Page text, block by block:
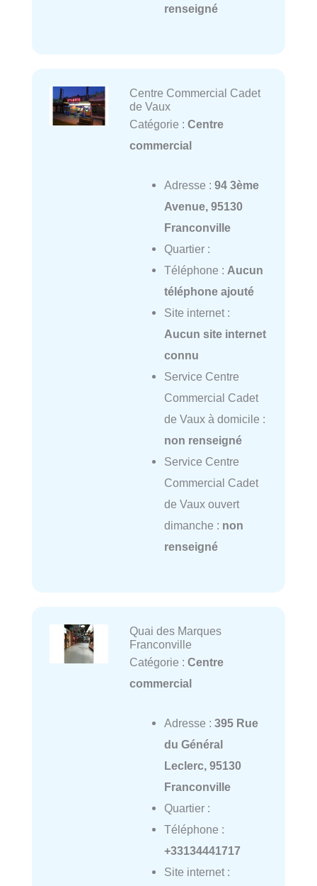
renseigné
Centre Commercial Cadet
de Vaux
Catégorie : Centre
commercial
Adresse : 94 3ème
Avenue, 95130
Franconville
Quartier :
Téléphone : Aucun
téléphone ajouté
Site internet :
Aucun site internet
connu
Service Centre
Commercial Cadet
de Vaux à domicile :
non renseigné
Service Centre
Commercial Cadet
de Vaux ouvert
dimanche : non
renseigné
Quai des Marques
Franconville
Catégorie : Centre
commercial
Adresse : 395 Rue
du Général
Leclerc, 95130
Franconville
Quartier :
Téléphone :
+33134441717
Site internet :